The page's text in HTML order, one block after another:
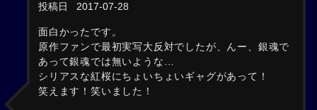
投稿日
2017-07-28
面白かったです。
原作ファンで最初実写大反対でしたが、んー、銀魂で
あって銀魂では無いような…
シリアスな紅桜にちょいちょいギャグがあって！
笑えます！笑いました！